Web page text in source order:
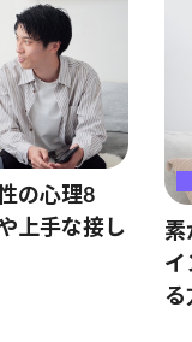
の心理8
上手な接し
素
イ
る